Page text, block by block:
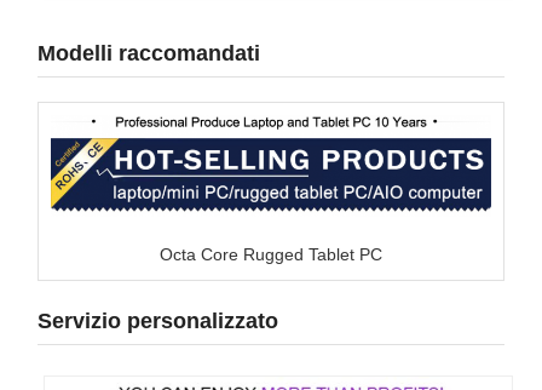
Modelli raccomandati
Octa Core Rugged Tablet PC
Servizio personalizzato